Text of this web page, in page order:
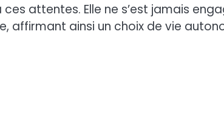
attentes. Elle ne s’est jamais
affirmant ainsi un choix de vie